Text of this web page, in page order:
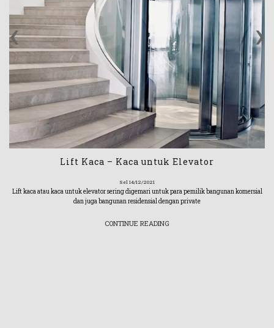
Lift Kaca – Kaca untuk Elevator
Sel 14/12/2021
Lift kaca atau kaca untuk elevator sering digemari untuk para pemilik bangunan komersial
dan juga bangunan residensial dengan private
CONTINUE READING
‹ ›